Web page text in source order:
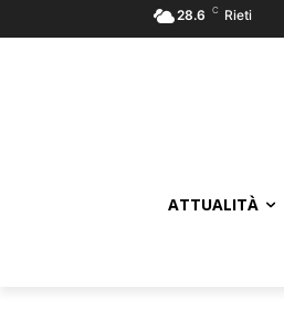
28.6 C Rieti
ATTUALITÀ